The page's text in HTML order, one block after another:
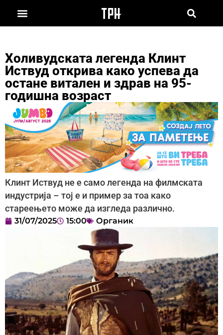
Холивудската легенда Клинт
Иствуд открива како успева да
остане витален и здрав на 95-
годишна возраст
Клинт Иствуд не е само легенда на филмската
индустрија – тој е и пример за тоа како
стареењето може да изгледа различно.
31/07/2025 15:00 Органик